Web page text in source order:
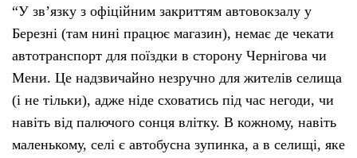
“У зв’язку з офіційним закриттям автовокзалу у
Березні (там нині працює магазин), немає де чекати
автотранспорт для поїздки в сторону Чернігова чи
Мени. Це надзвичайно незручно для жителів селища
(і не тільки), адже ніде сховатись під час негоди, чи
навіть від палючого сонця влітку. В кожному, навіть
маленькому, селі є автобусна зупинка, а в селищі, яке